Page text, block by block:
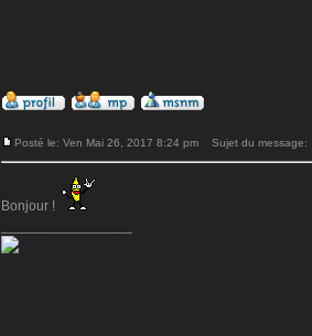
Posté le: Ven Mai 26, 2017 8:24 pm Sujet du message:
Bonjour !